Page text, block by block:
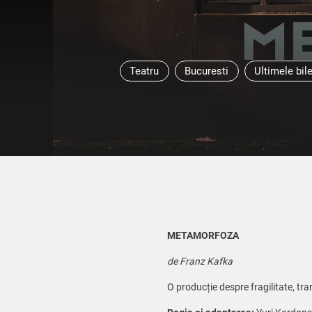
Teatru Bucuresti Ultimele
METAMORFOZA
de Franz Kafka
O producție despre fragilitate,